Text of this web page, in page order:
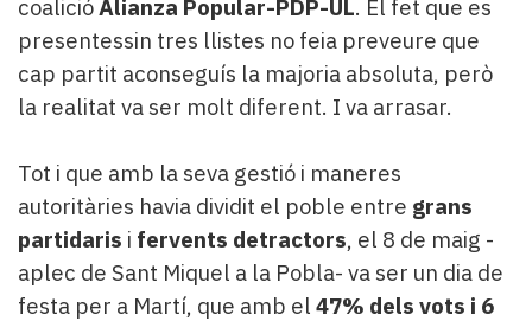
coalicióAlianza Popular-PDP-UL. El fet que es
presentessin tres llistes no feia preveure que
cap partit aconseguís la majoria absoluta, però
la realitat va ser molt diferent. I va arrasar.
Tot i que amb la seva gestió i maneres
autoritàries havia dividit el poble entre grans
partidaris i fervents detractors, el 8 de maig -
aplec de Sant Miquel a la Pobla- va ser un dia de
festa per a Martí, que amb el 47% dels vots i 6